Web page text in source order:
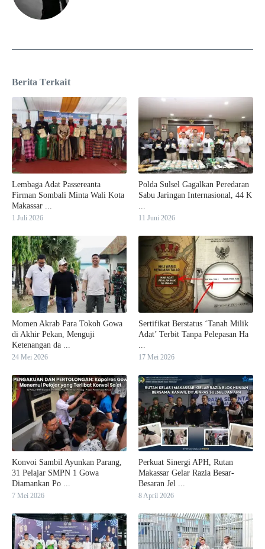
Berita Terkait
Lembaga Adat Passereanta
Firman Sombali Minta Wali Kota
Makassar ...
1 Juli 2026
Polda Sulsel Gagalkan Peredaran
Sabu Jaringan Internasional, 44 K
...
11 Juni 2026
Momen Akrab Para Tokoh Gowa
di Akhir Pekan, Menguji
Ketenangan da ...
24 Mei 2026
Sertifikat Berstatus ‘Tanah Milik
Adat’ Terbit Tanpa Pelepasan Ha
17 Mei 2026
Konvoi Sambil Ayunkan Parang,
31 Pelajar SMPN 1 Gowa
Diamankan Po ...
7 Mei 2026
Perkuat Sinergi APH, Rutan
Makassar Gelar Razia Besar-
Besaran Jel ...
8 April 2026